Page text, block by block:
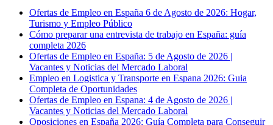
Ofertas de Empleo en España 6 de Agosto de 2026: Hogar,
Turismo y Empleo Público
Cómo preparar una entrevista de trabajo en España: guía
completa 2026
Ofertas de Empleo en España: 5 de Agosto de 2026 |
Vacantes y Noticias del Mercado Laboral
Empleo en Logistica y Transporte en Espana 2026: Guia
Completa de Oportunidades
Ofertas de Empleo en Espana: 4 de Agosto de 2026 |
Vacantes y Noticias del Mercado Laboral
Oposiciones en España 2026: Guía Completa para Conseguir